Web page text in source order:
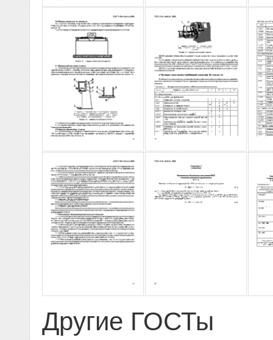
Другие ГОСТы